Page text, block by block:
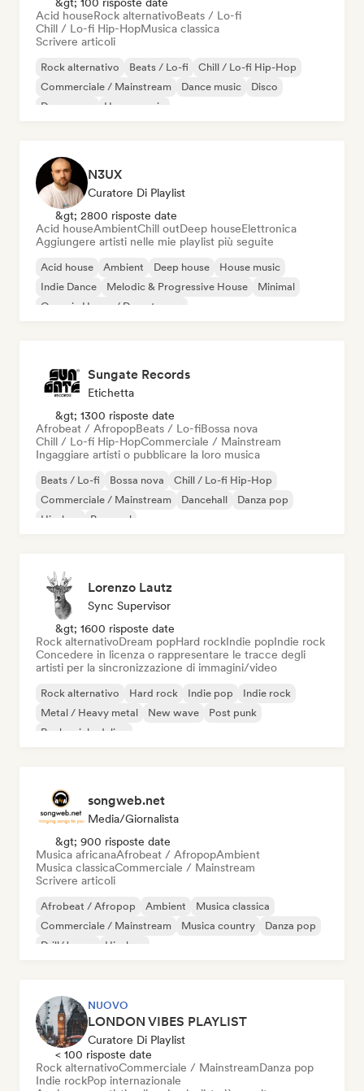
Acid houseRock alternativoBeats / Lo-fi
Chill / Lo-fi Hip-HopMusica classica
Scrivere articoli
Rock alternativo Beats / Lo-fi
Chill / Lo-fi Hip-Hop
Commerciale / Mainstream
Dance music
Disco
Dream pop
House music
N3UX
Curatore Di Playlist
&gt; 2800 risposte date
Acid houseAmbientChill outDeep houseElettronica
Aggiungere artisti nelle mie playlist più seguite
Acid house Ambient Deep house
House music
Indie Dance
Melodic & Progressive House
Minimal
Organic House / Downtempo
Sungate Records
Etichetta
&gt; 1300 risposte date
Afrobeat / AfropopBeats / Lo-fiBossa nova
Chill / Lo-fi Hip-HopCommerciale / Mainstream
Ingaggiare artisti o pubblicare la loro musica
Beats / Lo-fi Bossa nova
Chill / Lo-fi Hip-Hop
Commerciale / Mainstream
Dancehall
Danza pop
Hip-hop
Pop soul
Lorenzo Lautz
Sync Supervisor
&gt; 1600 risposte date
Rock alternativoDream popHard rockIndie popIndie rock
Concedere in licenza o rappresentare le tracce degli
artisti per la sincronizzazione di immagini/video
Rock alternativo Hard rock Indie pop
Indie rock
Metal / Heavy metal
New wave
Post punk
Rock psichedelico
songweb.net
Media/Giornalista
&gt; 900 risposte date
Musica africanaAfrobeat / AfropopAmbient
Musica classicaCommerciale / Mainstream
Scrivere articoli
Afrobeat / Afropop Ambient
Musica classica
Commerciale / Mainstream
Musica country
Danza pop
Drill/Jersey
Hip-hop
NUOVO
LONDON VIBES PLAYLIST
Curatore Di Playlist
< 100 risposte date
Rock alternativoCommerciale / MainstreamDanza pop
Indie rockPop internazionale